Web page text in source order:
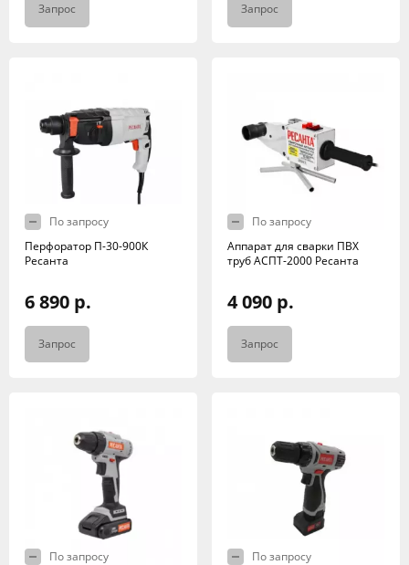
Запрос Запрос
По запросу
Перфоратор П-30-900К
Ресанта
6 890 р.
Запрос
По запросу
Аппарат для сварки ПВХ
труб АСПТ-2000 Ресанта
4 090 р.
Запрос
По запросу
По запросу